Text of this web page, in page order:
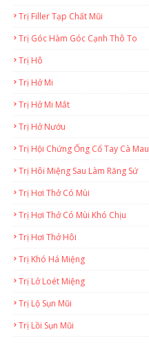
Trị Filler Tạp Chất Mũi
Trị Góc Hàm Góc Cạnh Thô To
Trị Hô
Trị Hở Mi
Trị Hở Mi Mắt
Trị Hở Nướu
Trị Hội Chứng Ống Cổ Tay Cà Mau
Trị Hôi Miệng Sau Làm Răng Sứ
Trị Hơi Thở Có Mùi
Trị Hơi Thở Có Mùi Khó Chịu
Trị Hơi Thở Hôi
Trị Khó Há Miệng
Trị Lở Loét Miệng
Trị Lộ Sụn Mũi
Trị Lồi Sụn Mũi